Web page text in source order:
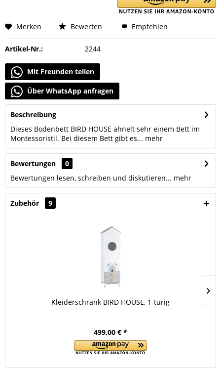
Merken Bewerten Empfehlen
Artikel-Nr.: 2244
Mit Freunden teilen
Über WhatsApp anfragen
Beschreibung
Dieses Bodenbett BIRD HOUSE ähnelt sehr einem Bett im
Montessoristil. Bei diesem Bett gibt es... mehr
Bewertungen
0
Bewertungen lesen, schreiben und diskutieren... mehr
Zubehör 9
Kleiderschrank BIRD HOUSE, 1-türig
499,00 € *